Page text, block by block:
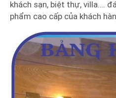
khách sạn, biệt thự, villa….
phẩm cao cấp của khách